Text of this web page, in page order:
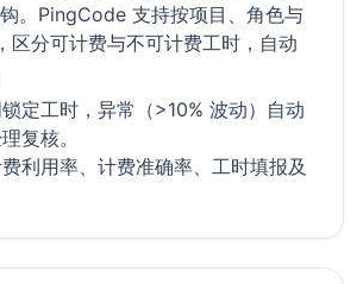
。PingCode 支持按项目、角色与
区分可计费与不可计费工时，自动
定工时，异常（>10% 波动）自动
复核。
利用率、计费准确率、工时填报及